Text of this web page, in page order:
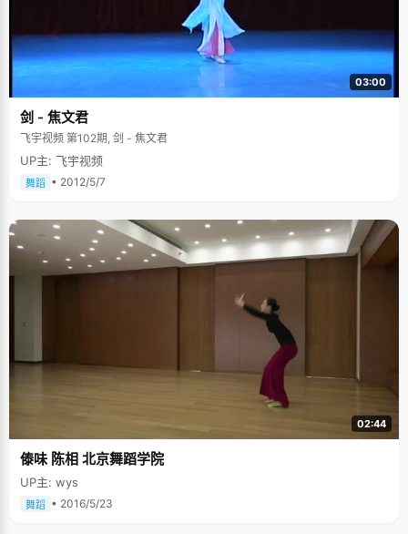
03:00
剑 - 焦文君
飞宇视频 第102期, 剑 - 焦文君
UP主: 飞宇视频
舞蹈 • 2012/5/7
02:44
傣味 陈相 北京舞蹈学院
UP主: wys
舞蹈 • 2016/5/23